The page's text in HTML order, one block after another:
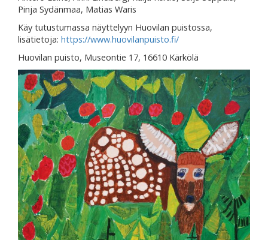
Pinja Sydänmaa, Matias Waris
Käy tutustumassa näyttelyyn Huovilan puistossa,
lisätietoja: https://www.huovilanpuisto.fi/
Huovilan puisto, Museontie 17, 16610 Kärkölä